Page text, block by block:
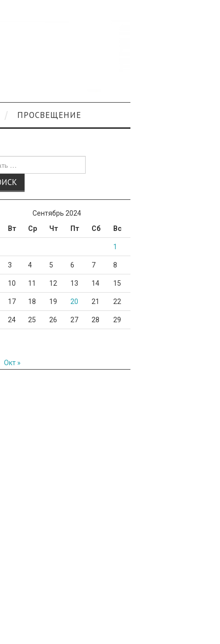
ПРОСВЕЩЕНИЕ
Сентябрь 2024
Вт Ср Чт Пт Сб Вс
1
3 4 5 6 7 8
10 11 12 13 14 15
17 18 19 20 21 22
24 25 26 27 28 29
Окт »